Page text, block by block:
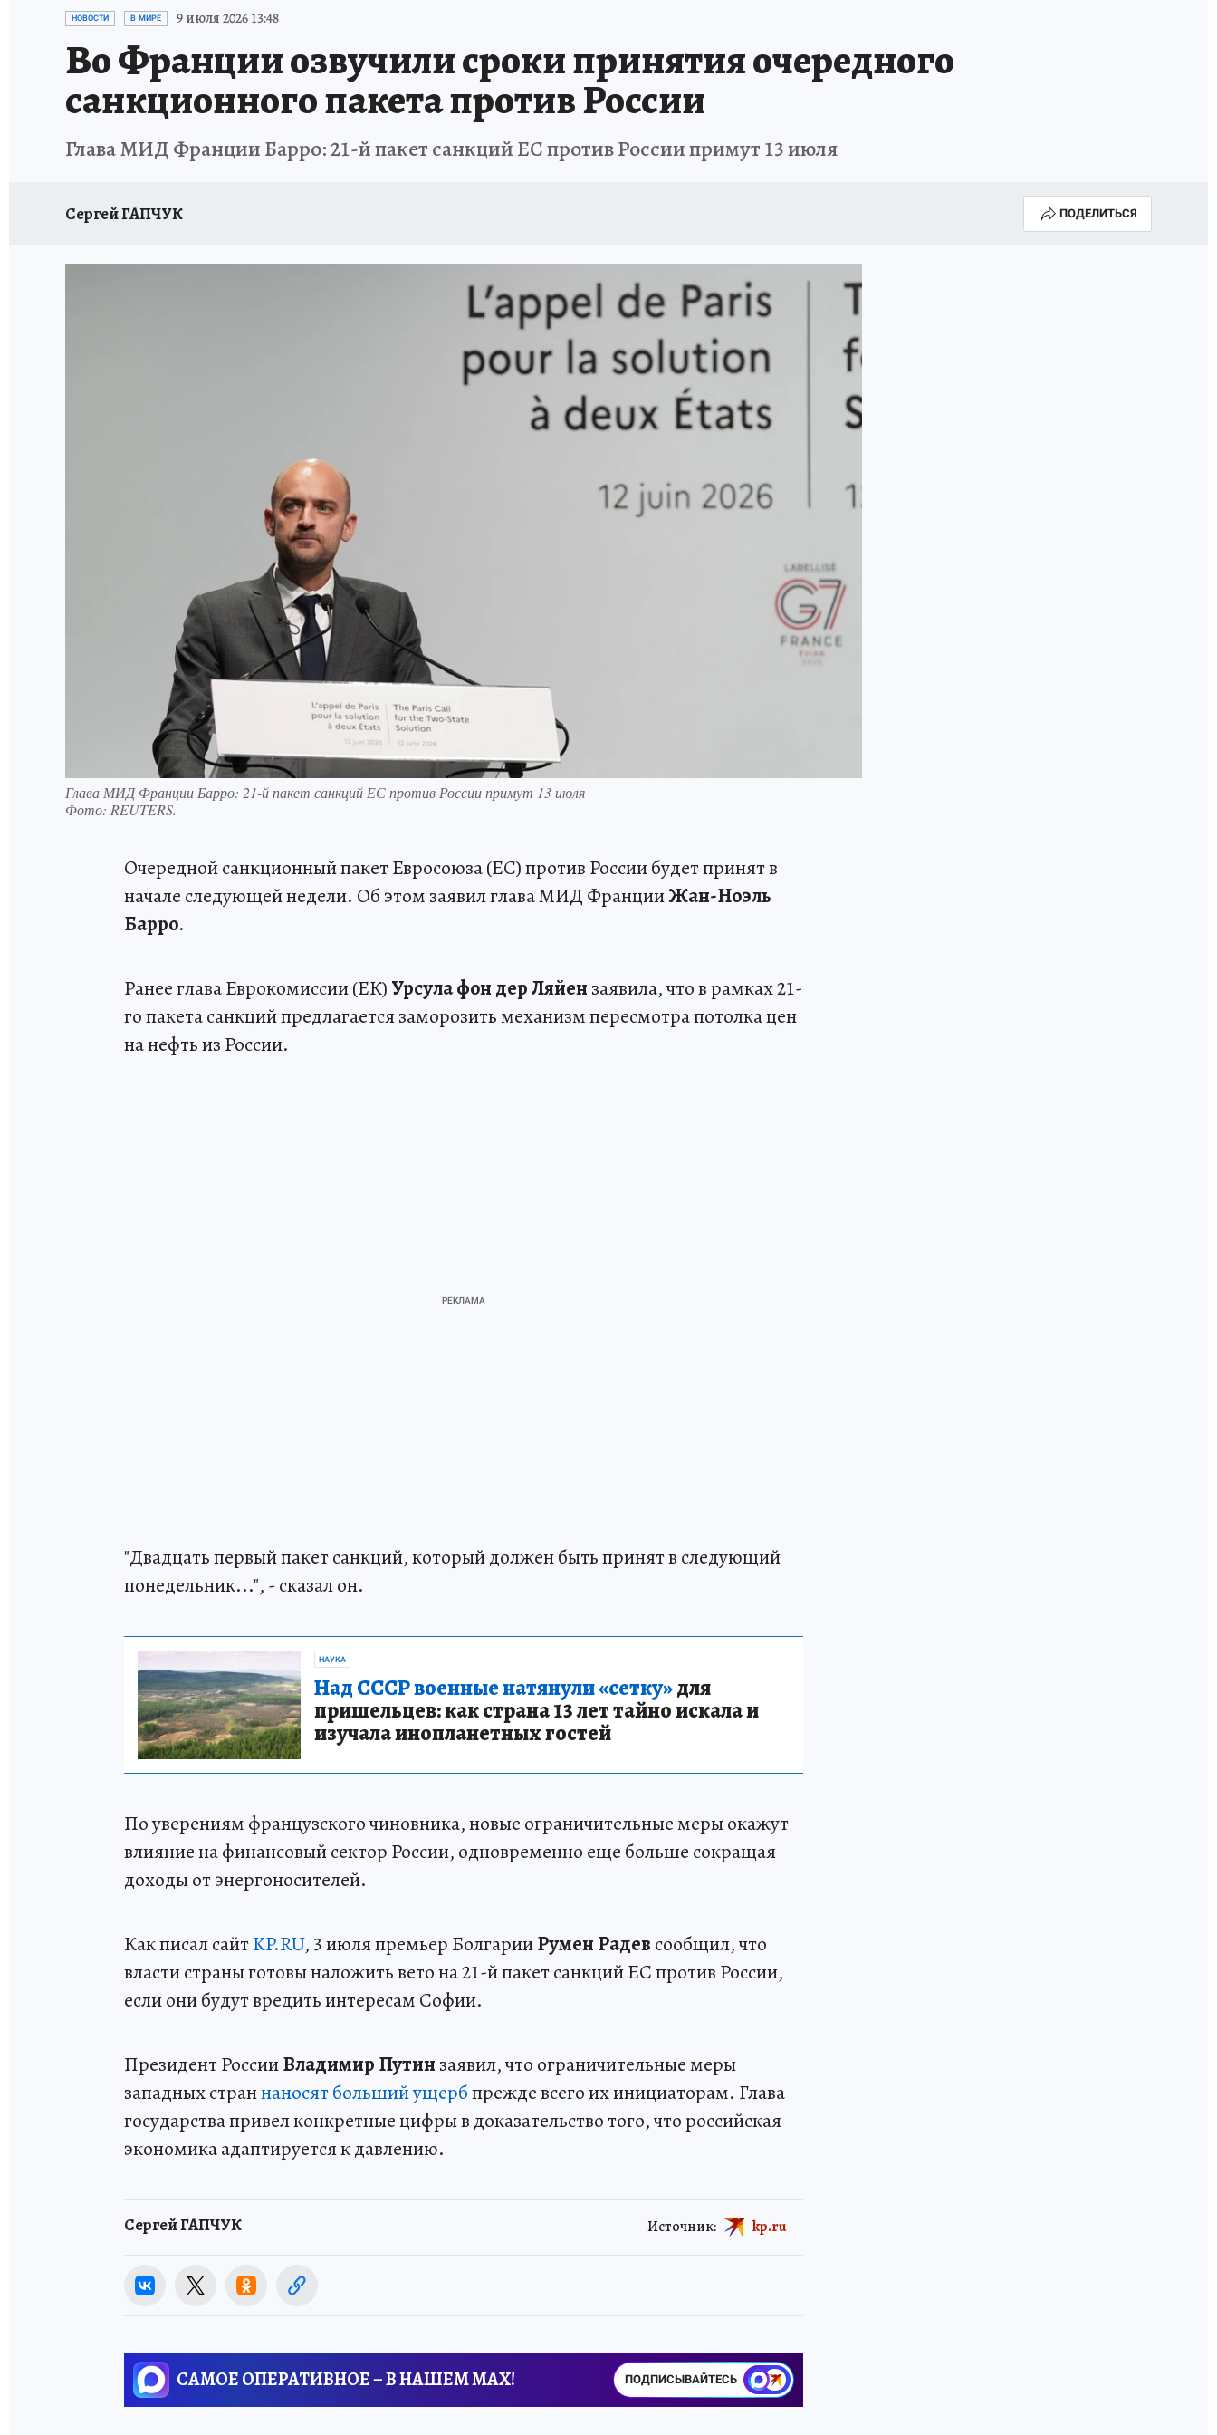
ИСПЫТАНО НА СЕБЕ
НОВОСТИ В МИРЕ 9 июля 2026 13:48
Во Франции озвучили сроки принятия очередного
санкционного пакета против России
Глава МИД Франции Барро: 21-й пакет санкций ЕС против России примут 13 июля
Сергей ГАПЧУК ПОДЕЛИТЬСЯ
Глава МИД Франции Барро: 21-й пакет санкций ЕС против России примут 13 июля
Фото: REUTERS.
Очередной санкционный пакет Евросоюза (ЕС) против России будет принят в
начале следующей недели. Об этом заявил глава МИД ФранцииЖан-Ноэль
Барро.
Ранее глава Еврокомиссии (ЕК) Урсула фон дер Ляйен заявила, что в рамках 21-
го пакета санкций предлагается заморозить механизм пересмотра потолка цен
на нефть из России.
"Двадцать первый пакет санкций, который должен быть принят в следующий
понедельник...", - сказал он.
НАУКА
Над СССР военные натянули «сетку»для
пришельцев: как страна 13 лет тайно искала и
изучала инопланетных гостей
По уверениям французского чиновника, новые ограничительные меры окажут
влияние на финансовый сектор России, одновременно еще больше сокращая
доходы от энергоносителей.
Как писал сайтKP.RU, 3 июля премьер БолгарииРумен Радев сообщил, что
власти страны готовы наложить вето на 21-й пакет санкций ЕС против России,
если они будут вредить интересам Софии.
Президент РоссииВладимир Путин заявил, что ограничительные меры
западных страннаносят больший ущербпрежде всего их инициаторам. Глава
государства привел конкретные цифры в доказательство того, что российская
экономика адаптируется к давлению.
Сергей ГАПЧУК Источник: kp.ru
САМОЕ ОПЕРАТИВНОЕ – В НАШЕМ MAX! ПОДПИСЫВАЙТЕСЬ